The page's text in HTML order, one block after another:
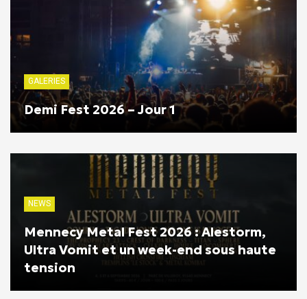
GALERIES
Demi Fest 2026 – Jour 1
NEWS
Mennecy Metal Fest 2026 : Alestorm,
Ultra Vomit et un week-end sous haute
tension